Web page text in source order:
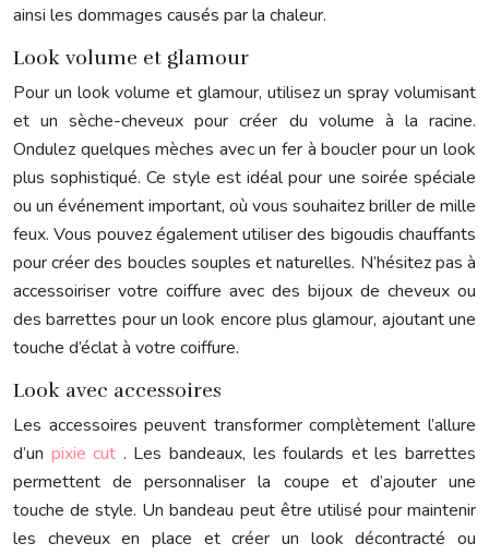
ainsi les dommages causés par la chaleur.
Look volume et glamour
Pour un look volume et glamour, utilisez un spray volumisant
et un sèche-cheveux pour créer du volume à la racine.
Ondulez quelques mèches avec un fer à boucler pour un look
plus sophistiqué. Ce style est idéal pour une soirée spéciale
ou un événement important, où vous souhaitez briller de mille
feux. Vous pouvez également utiliser des bigoudis chauffants
pour créer des boucles souples et naturelles. N’hésitez pas à
accessoiriser votre coiffure avec des bijoux de cheveux ou
des barrettes pour un look encore plus glamour, ajoutant une
touche d’éclat à votre coiffure.
Look avec accessoires
Les accessoires peuvent transformer complètement l’allure
d’un pixie cut . Les bandeaux, les foulards et les barrettes
permettent de personnaliser la coupe et d’ajouter une
touche de style. Un bandeau peut être utilisé pour maintenir
les cheveux en place et créer un look décontracté ou